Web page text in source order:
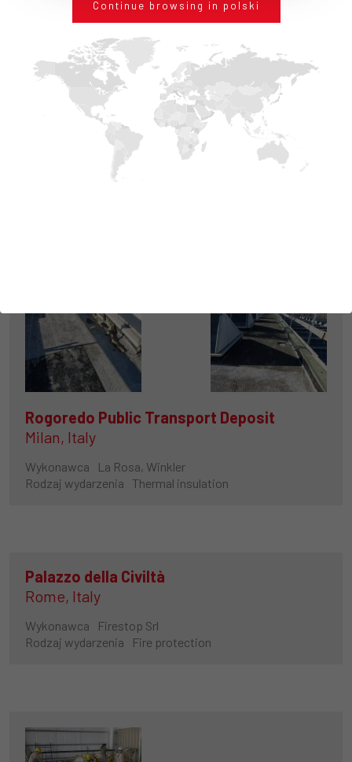
Rogoredo Public Transport Deposit
Milan, Italy
Wykonawca
La Rosa, Winkler
Rodzaj wydarzenia
Thermal insulation
Palazzo della Civiltà
Rome, Italy
Wykonawca
Firestop Srl
Rodzaj wydarzenia
Fire protection
Continue browsing in polski